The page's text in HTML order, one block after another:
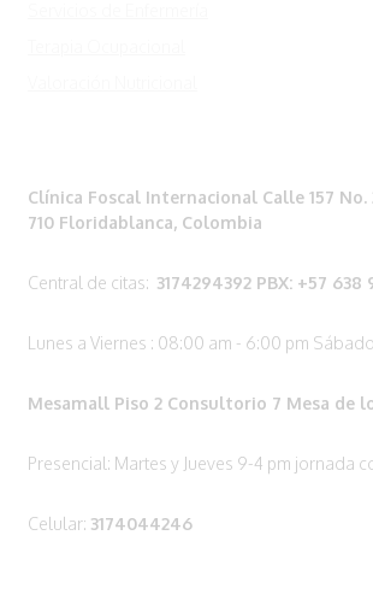
Clínica Foscal Internacional Calle 157
710 Floridablanca, Colombia
Central de citas: 3174294392 PBX: +57 638
Lunes a Viernes : 08:00 am - 6:00 pm
Mesamall Piso 2 Consultorio 7 Mesa de
Presencial: Martes y Jueves 9-4 pm jornada
Celular: 3174044246